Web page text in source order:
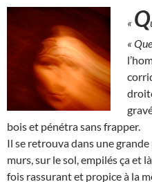
« Q
«
bois et pénétra sans frapper.
Il se retrouva dans une
murs, sur le sol, empilés ça et
fois rassurant et propice à la